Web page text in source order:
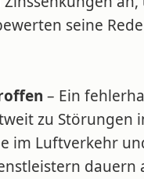
seine Rede
– Ein
zu Störungen
im Luftverkehr
dauern